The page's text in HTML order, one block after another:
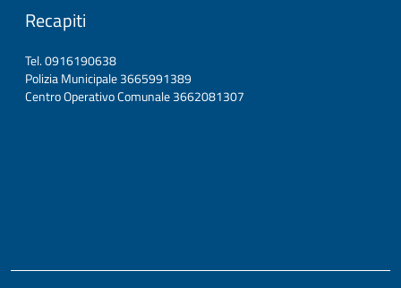
Recapiti
Tel. 0916190638
Polizia Municipale 3665991389
Centro Operativo Comunale 3662081307